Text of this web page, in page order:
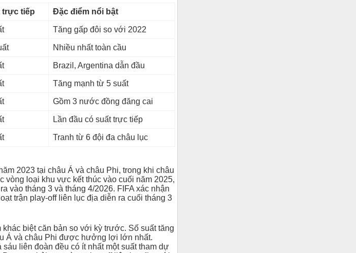
trực tiếp Đặc điểm nổi bật
Tăng gấp đôi so với 2022
Nhiều nhất toàn cầu
Brazil, Argentina dẫn đầu
Tăng mạnh từ 5 suất
Gồm 3 nước đồng đăng cai
Lần đầu có suất trực tiếp
Tranh từ 6 đội đa châu lục
2023 tại châu Á và châu Phi, trong khi châu
vòng loại khu vực kết thúc vào cuối năm 2025,
vào tháng 3 và tháng 4/2026. FIFA xác nhận
trận play-off liên lục địa diễn ra cuối tháng 3
khác biệt căn bản so với kỳ trước. Số suất tăng
Á và châu Phi được hưởng lợi lớn nhất.
liên đoàn đều có ít nhất một suất tham dự